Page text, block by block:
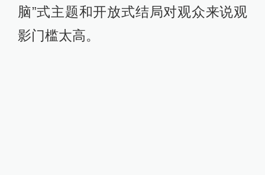
脑”式主题和开放式结局对观众来说观
影门槛太高。